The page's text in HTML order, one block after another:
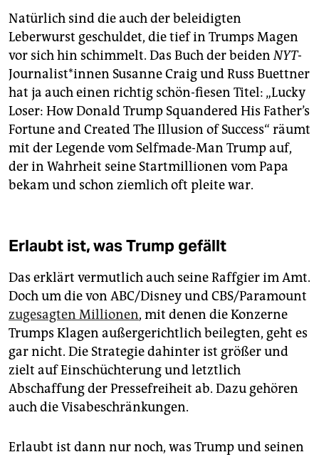
Natürlich sind die auch der beleidigten
Leberwurst geschuldet, die tief in Trumps Magen
vor sich hin schimmelt. Das Buch der beidenNYT-
Journalist*innen Susanne Craig und Russ Buettner
hat ja auch einen richtig schön-fiesen Titel: „Lucky
Loser: How Donald Trump Squandered His Father’s
Fortune and Created The Illusion of Success“ räumt
mit der Legende vom Selfmade-Man Trump auf,
der in Wahrheit seine Startmillionen vom Papa
bekam und schon ziemlich oft pleite war.
Erlaubt ist, was Trump gefällt
Das erklärt vermutlich auch seine Raffgier im Amt.
Doch um die von ABC/Disney und CBS/Paramount
zugesagten Millionen, mit denen die Konzerne
Trumps Klagen außergerichtlich beilegten, geht es
gar nicht. Die Strategie dahinter ist größer und
zielt auf Einschüchterung und letztlich
Abschaffung der Pressefreiheit ab. Dazu gehören
auch die Visabeschränkungen.
Erlaubt ist dann nur noch, was Trump und seinen